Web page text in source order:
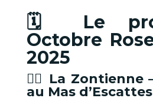
🗓️ Le
Octobre
2025
🏃‍♀️ La Zontienne
au Mas d’Escattes